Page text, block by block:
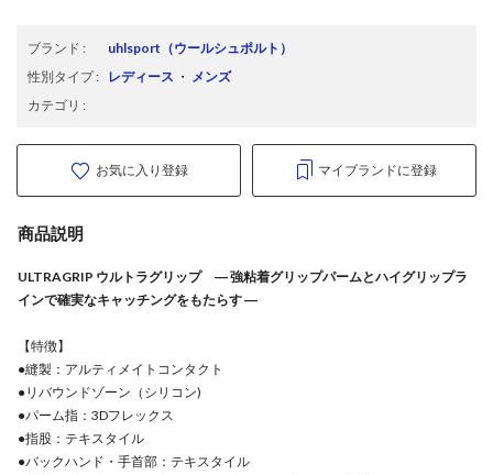
ブランド : uhlsport （ウールシュポルト）
性別タイプ: レディース ・ メンズ
カテゴリ :
お気に入り登録 マイブランドに登録
商品説明
ULTRAGRIP ウルトラグリップ ― 強粘着グリップパームとハイグリップラ
インで確実なキャッチングをもたらす ―
【特徴】
●縫製：アルティメイトコンタクト
●リバウンドゾーン（シリコン)
●パーム指：3Dフレックス
●指股：テキスタイル
●バックハンド・手首部：テキスタイル